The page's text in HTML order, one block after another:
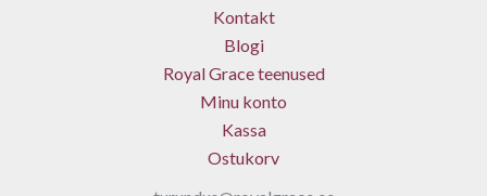
Kontakt
Blogi
Royal Grace teenused
Minu konto
Kassa
Ostukorv